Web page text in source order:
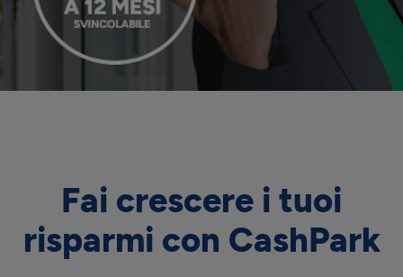
Fai crescere i tuoi
risparmi con CashPark